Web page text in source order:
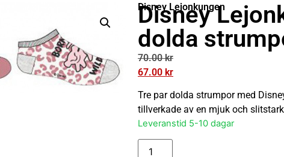
Disney Lejonkungen
Disney
dolda
70.00kr
67.00 kr
Tre par dolda strumpor med
tillverkade av en mjuk och
Leveranstid 5-10 dagar